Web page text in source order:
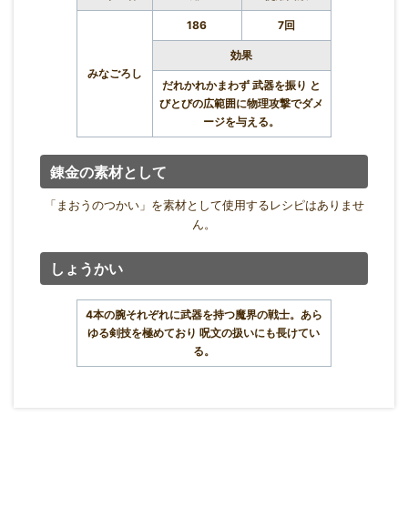
みなごろし
186 7回
効果
だれかれかまわず 武器を振り と
びとびの広範囲に物理攻撃でダメ
ージを与える。
錬金の素材として
「まおうのつかい」を素材として使用するレシピはありませ
ん。
しょうかい
4本の腕それぞれに武器を持つ魔界の戦士。あら
ゆる剣技を極めており 呪文の扱いにも長けてい
る。